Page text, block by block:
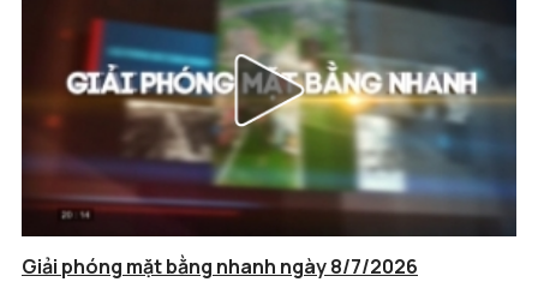
Giải phóng mặt bằng nhanh ngày 8/7/2026